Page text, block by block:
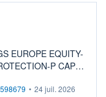
EUROPE EQUITY-
P CAP
...
• 24 juil. 2026